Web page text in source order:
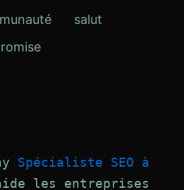
salut
Spécialiste SEO à
les entreprises